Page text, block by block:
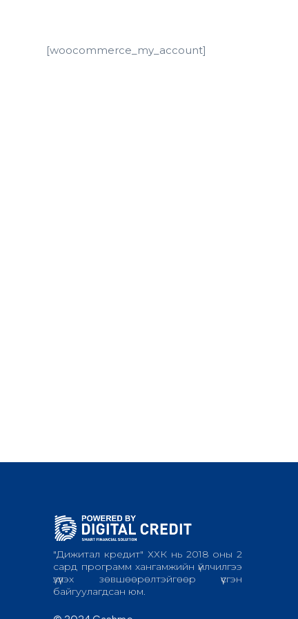
[woocommerce_my_account]
"Дижитал кредит" ХХК нь 2018 оны 2
сард программ хангамжийн үйлчилгээ
үзүүлэх зөвшөөрөлтэйгөөр үүсгэн
байгуулагдсан юм.